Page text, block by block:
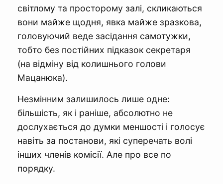
світлому та просторому залі, скликаються
вони майже щодня, явка майже зразкова,
головуючий веде засідання самотужки,
тобто без постійних підказок секретаря
(на відміну від колишнього голови
Мацанюка).
Незмінним залишилось лише одне:
більшість, як і раніше, абсолютно не
дослухається до думки меншості і голосує
навіть за постанови, які суперечать волі
інших членів комісії. Але про все по
порядку.